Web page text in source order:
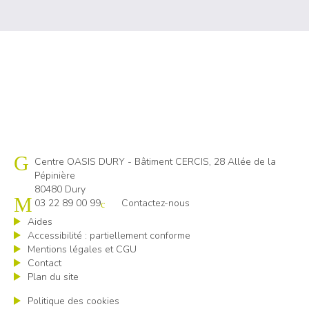
Cap emploi 80
Centre OASIS DURY - Bâtiment CERCIS, 28 Allée de la
Pépinière
80480 Dury
03 22 89 00 99
Contactez-nous
Aides
Accessibilité : partiellement conforme
Mentions légales et CGU
Contact
Plan du site
Politique des cookies